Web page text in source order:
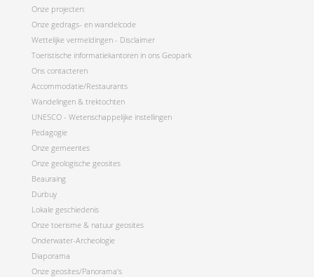
Onze projecten:
Onze gedrags- en wandelcode
Wettelijke vermeldingen - Disclaimer
Toeristische informatiekantoren in ons Geopark
Ons contacteren
Accommodatie/Restaurants
Wandelingen & trektochten
UNESCO - Wetenschappelijke instellingen
Pedagogie
Onze gemeentes
Onze geologische geosites
Beauraing
Durbuy
Lokale geschiedenis
Onze toerisme & natuur geosites
Onderwater-Archeologie
Diaporama
Onze geosites/Panorama's